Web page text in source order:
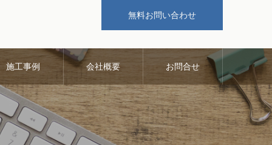
無料お問い合わせ
施工事例 会社概要 お問合せ